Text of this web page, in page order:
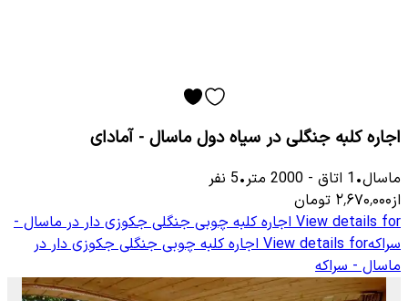
اجاره کلبه جنگلی در سیاه دول ماسال - آمادای
ماسال•
1 اتاق -
2000 متر•
5 نفر
از۲٬۶۷۰٬۰۰۰ تومان
View details for اجاره کلبه چوبی جنگلی جکوزی دار در ماسال -
سراکهView details for اجاره کلبه چوبی جنگلی جکوزی دار در
ماسال - سراکه